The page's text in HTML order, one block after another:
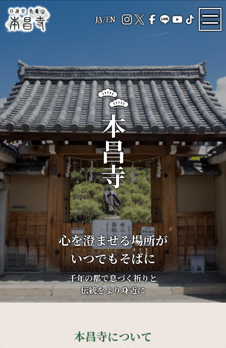
JA/EN
心を澄ませる場所が
いつでもそばに
千年の都で息づく祈りと
伝統をより身近に
本昌寺
本昌寺について